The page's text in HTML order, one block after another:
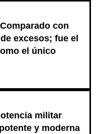
con
excesos; fue el
el único
militar
y moderna